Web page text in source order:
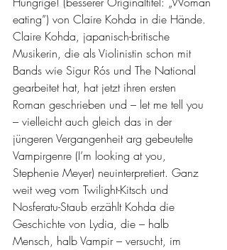
eating”) von Claire Kohda in die Hände.
Claire Kohda, japanisch-britische
Musikerin, die als Violinistin schon mit
Bands wie Sigur Rós und The National
gearbeitet hat, hat jetzt ihren ersten
Roman geschrieben und – let me tell you
– vielleicht auch gleich das in der
jüngeren Vergangenheit arg gebeutelte
Vampirgenre (I’m looking at you,
Stephenie Meyer) neuinterpretiert. Ganz
weit weg vom Twilight-Kitsch und
Nosferatu-Staub erzählt Kohda die
Geschichte von Lydia, die – halb
Mensch, halb Vampir – versucht, im